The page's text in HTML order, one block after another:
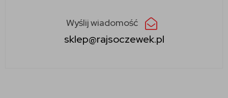
Wyślij wiadomość
sklep@rajsoczewek.pl